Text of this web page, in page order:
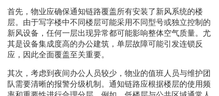
首先，物业应确保通知链路覆盖所有安装了新风系统的楼
层。由于写字楼中不同楼层可能采用不同型号或独立控制的
新风设备，任何一层出现异常都可能影响整体空气质量。尤
其是设备集成度高的办公建筑，单层故障可能引发连锁反
应，因此全面覆盖至关重要。
其次，考虑到夜间办公人员较少，物业的值班人员与维护团
队需要清晰的报警分级机制。通知链路应根据楼层的使用频